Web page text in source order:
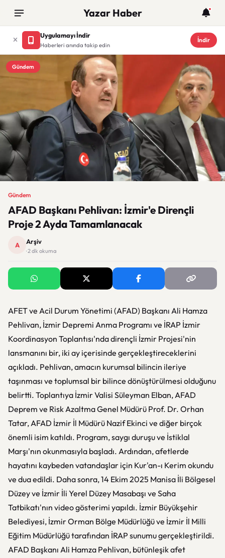
Yazar Haber
Uygulamayı İndir
Haberleri anında takip edin
İndir
Gündem
Gündem
AFAD Başkanı Pehlivan: İzmir'e Dirençli
Proje 2 Ayda Tamamlanacak
A Arşiv
· 2 dk okuma
AFET ve Acil Durum Yönetimi (AFAD) Başkanı Ali Hamza
Pehlivan, İzmir Depremi Anma Programı ve İRAP İzmir
Koordinasyon Toplantısı'nda dirençli İzmir Projesi'nin
lansmanını bir, iki ay içerisinde gerçekleştireceklerini
açıkladı. Pehlivan, amacın kurumsal bilincin ileriye
taşınması ve toplumsal bir bilince dönüştürülmesi olduğunu
belirtti. Toplantıya İzmir Valisi Süleyman Elban, AFAD
Deprem ve Risk Azaltma Genel Müdürü Prof. Dr. Orhan
Tatar, AFAD İzmir İl Müdürü Nazif Ekinci ve diğer birçok
önemli isim katıldı. Program, saygı duruşu ve İstiklal
Marşı'nın okunmasıyla başladı. Ardından, afetlerde
hayatını kaybeden vatandaşlar için Kur'an-ı Kerim okundu
ve dua edildi. Daha sonra, 14 Ekim 2025 Manisa İli Bölgesel
Düzey ve İzmir İli Yerel Düzey Masabaşı ve Saha
Tatbikatı'nın video gösterimi yapıldı. İzmir Büyükşehir
Belediyesi, İzmir Orman Bölge Müdürlüğü ve İzmir İl Milli
Eğitim Müdürlüğü tarafından İRAP sunumu gerçekleştirildi.
AFAD Başkanı Ali Hamza Pehlivan, bütünleşik afet